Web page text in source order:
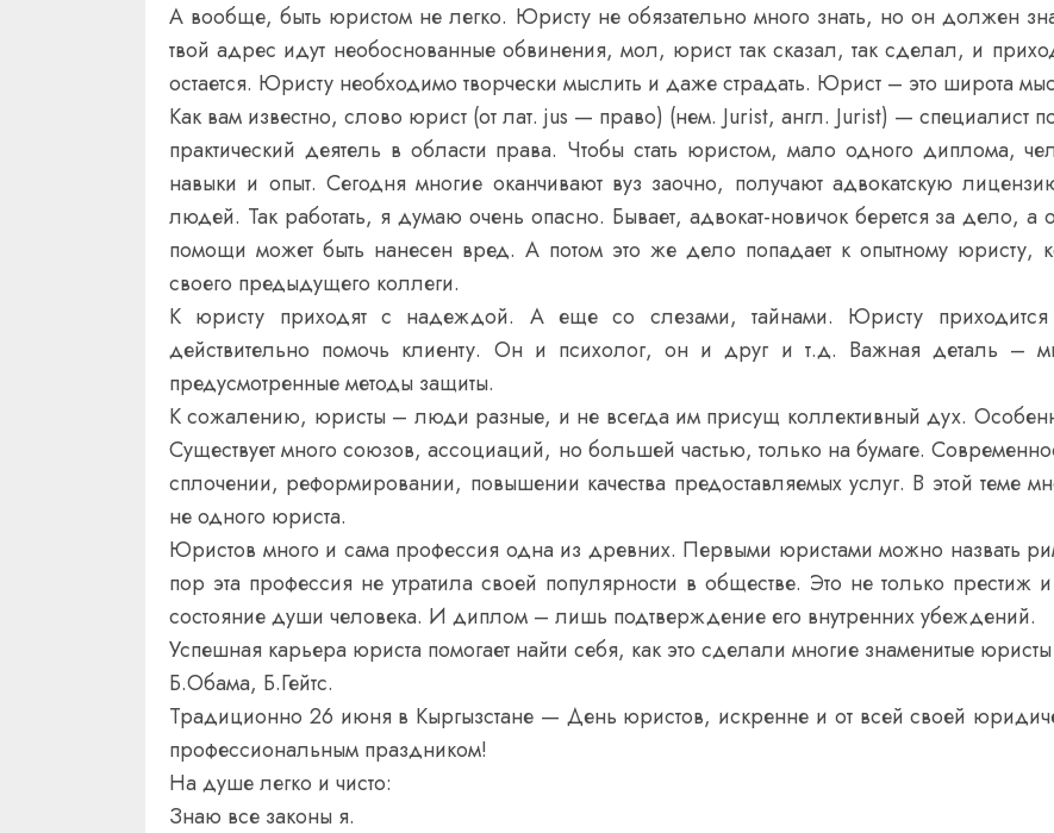
А вообще, быть юристом не легко. Юристу не обязательно много знать, но он должен
твой адрес идут необоснованные обвинения, мол, юрист так сказал, так сделал, и
остается. Юристу необходимо творчески мыслить и даже страдать. Юрист – это широта
Как вам известно, слово юрист (от лат. jus — право) (нем. Jurist, англ. Jurist) —
практический деятель в области права. Чтобы стать юристом, мало одного диплома,
навыки и опыт. Сегодня многие оканчивают вуз заочно, получают адвокатскую
людей. Так работать, я думаю очень опасно. Бывает, адвокат-новичок берется за дело, а
помощи может быть нанесен вред. А потом это же дело попадает к опытному юристу,
своего предыдущего коллеги.
К юристу приходят с надеждой. А еще со слезами, тайнами. Юристу приходится
действительно помочь клиенту. Он и психолог, он и друг и т.д. Важная деталь –
предусмотренные методы защиты.
К сожалению, юристы – люди разные, и не всегда им присущ коллективный дух.
Существует много союзов, ассоциаций, но большей частью, только на бумаге.
сплочении, реформировании, повышении качества предоставляемых услуг. В этой теме
не одного юриста.
Юристов много и сама профессия одна из древних. Первыми юристами можно назвать
пор эта профессия не утратила своей популярности в обществе. Это не только престиж
состояние души человека. И диплом – лишь подтверждение его внутренних убеждений.
Успешная карьера юриста помогает найти себя, как это сделали многие знаменитые
Б.Обама, Б.Гейтс.
Традиционно 26 июня в Кыргызстане — День юристов, искренне и от всей своей
профессиональным праздником!
На душе легко и чисто:
Знаю все законы я.